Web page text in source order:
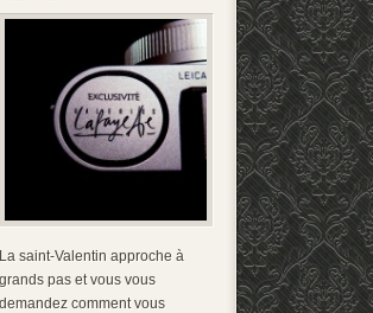
La saint-Valentin approche à
grands pas et vous vous
demandez comment vous